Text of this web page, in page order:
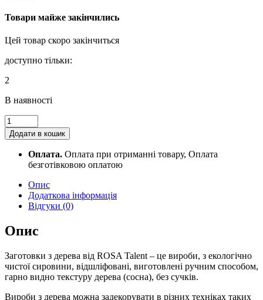
Товари майже закінчились
Цей товар скоро закінчиться
доступно тільки:
2
В наявності
Скринька
дерев'яна,
10х5х10см,
ROSA
TALENT
quantity
Додати в кошик
Оплата. Оплата при отриманні товару, Оплата
безготівковою оплатою
Опис
Додаткова інформація
Відгуки (0)
Опис
Заготовки з дерева від ROSA Talent – це вироби, з екологічно
чистої сировини, відшліфовані, виготовлені ручним способом,
гарно видно текстуру дерева (сосна), без сучків.
Вироби з дерева можна задекорувати в різних техніках таких